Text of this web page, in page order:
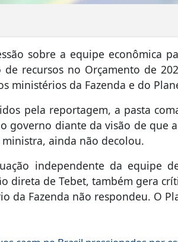
sobre a equipe
recursos no Orçamento de
ministérios da Fazenda e do
pela reportagem, a pasta
governo diante da visão de que
ainda não decolou.
independente da equipe
direta de Tebet, também gera
da Fazenda não respondeu. O